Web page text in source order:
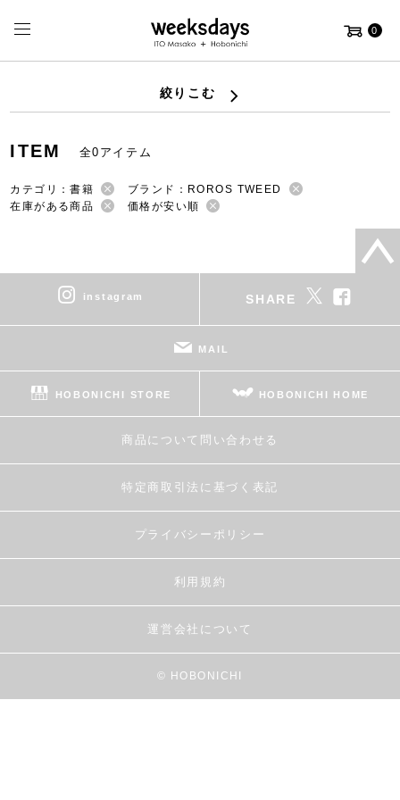
0
絞りこむ
ITEM 全0アイテム
カテゴリ：書籍
ブランド：ROROS TWEED
在庫がある商品
価格が安い順
instagram SHARE
MAIL
HOBONICHI STORE HOBONICHI HOME
商品について問い合わせる
特定商取引法に基づく表記
プライバシーポリシー
利用規約
運営会社について
© HOBONICHI